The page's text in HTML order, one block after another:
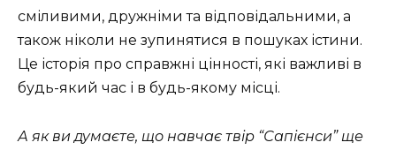
сміливими, дружніми та відповідальними, а
також ніколи не зупинятися в пошуках істини.
Це історія про справжні цінності, які важливі в
будь-який час і в будь-якому місці.
А як ви думаєте, що навчає твір “Сапієнси” ще